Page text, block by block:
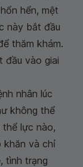
hển, mệt
này bắt đầu
thăm khám.
đầu vào giai
nhân lúc
không thể
lực nào,
khăn và chỉ
tình trạng